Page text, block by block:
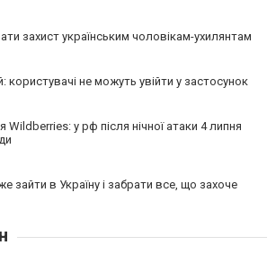
захист українським чоловікам-ухилянтам
користувачі не можуть увійти у застосунок
у рф після нічної атаки 4 липня
зайти в Україну і забрати все, що захоче